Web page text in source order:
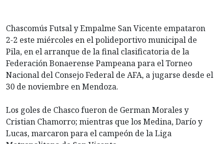
Chascomús Futsal y Empalme San Vicente empataron
2-2 este miércoles en el polideportivo municipal de
Pila, en el arranque de la final clasificatoria de la
Federación Bonaerense Pampeana para el Torneo
Nacional del Consejo Federal de AFA, a jugarse desde el
30 de noviembre en Mendoza.
Los goles de Chasco fueron de German Morales y
Cristian Chamorro; mientras que los Medina, Darío y
Lucas, marcaron para el campeón de la Liga